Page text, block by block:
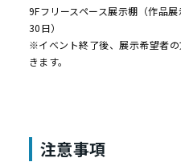
9Fフリースペース展示棚（作品
30日）
※イベント終了後、展示希望者
きます。
注意事項